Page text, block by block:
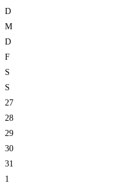
D
M
D
F
S
S
27
28
29
30
31
1